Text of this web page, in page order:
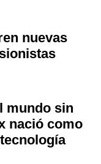
nuevas
mundo sin
nació como